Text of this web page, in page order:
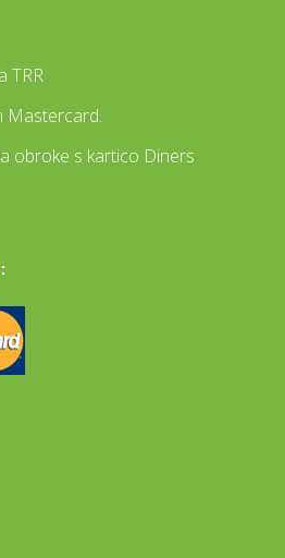
TRR
Mastercard.
obroke s kartico Diners